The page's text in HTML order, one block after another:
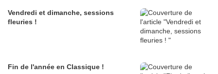
Vendredi et dimanche, sessions
fleuries !
Fin de l'année en Classique !